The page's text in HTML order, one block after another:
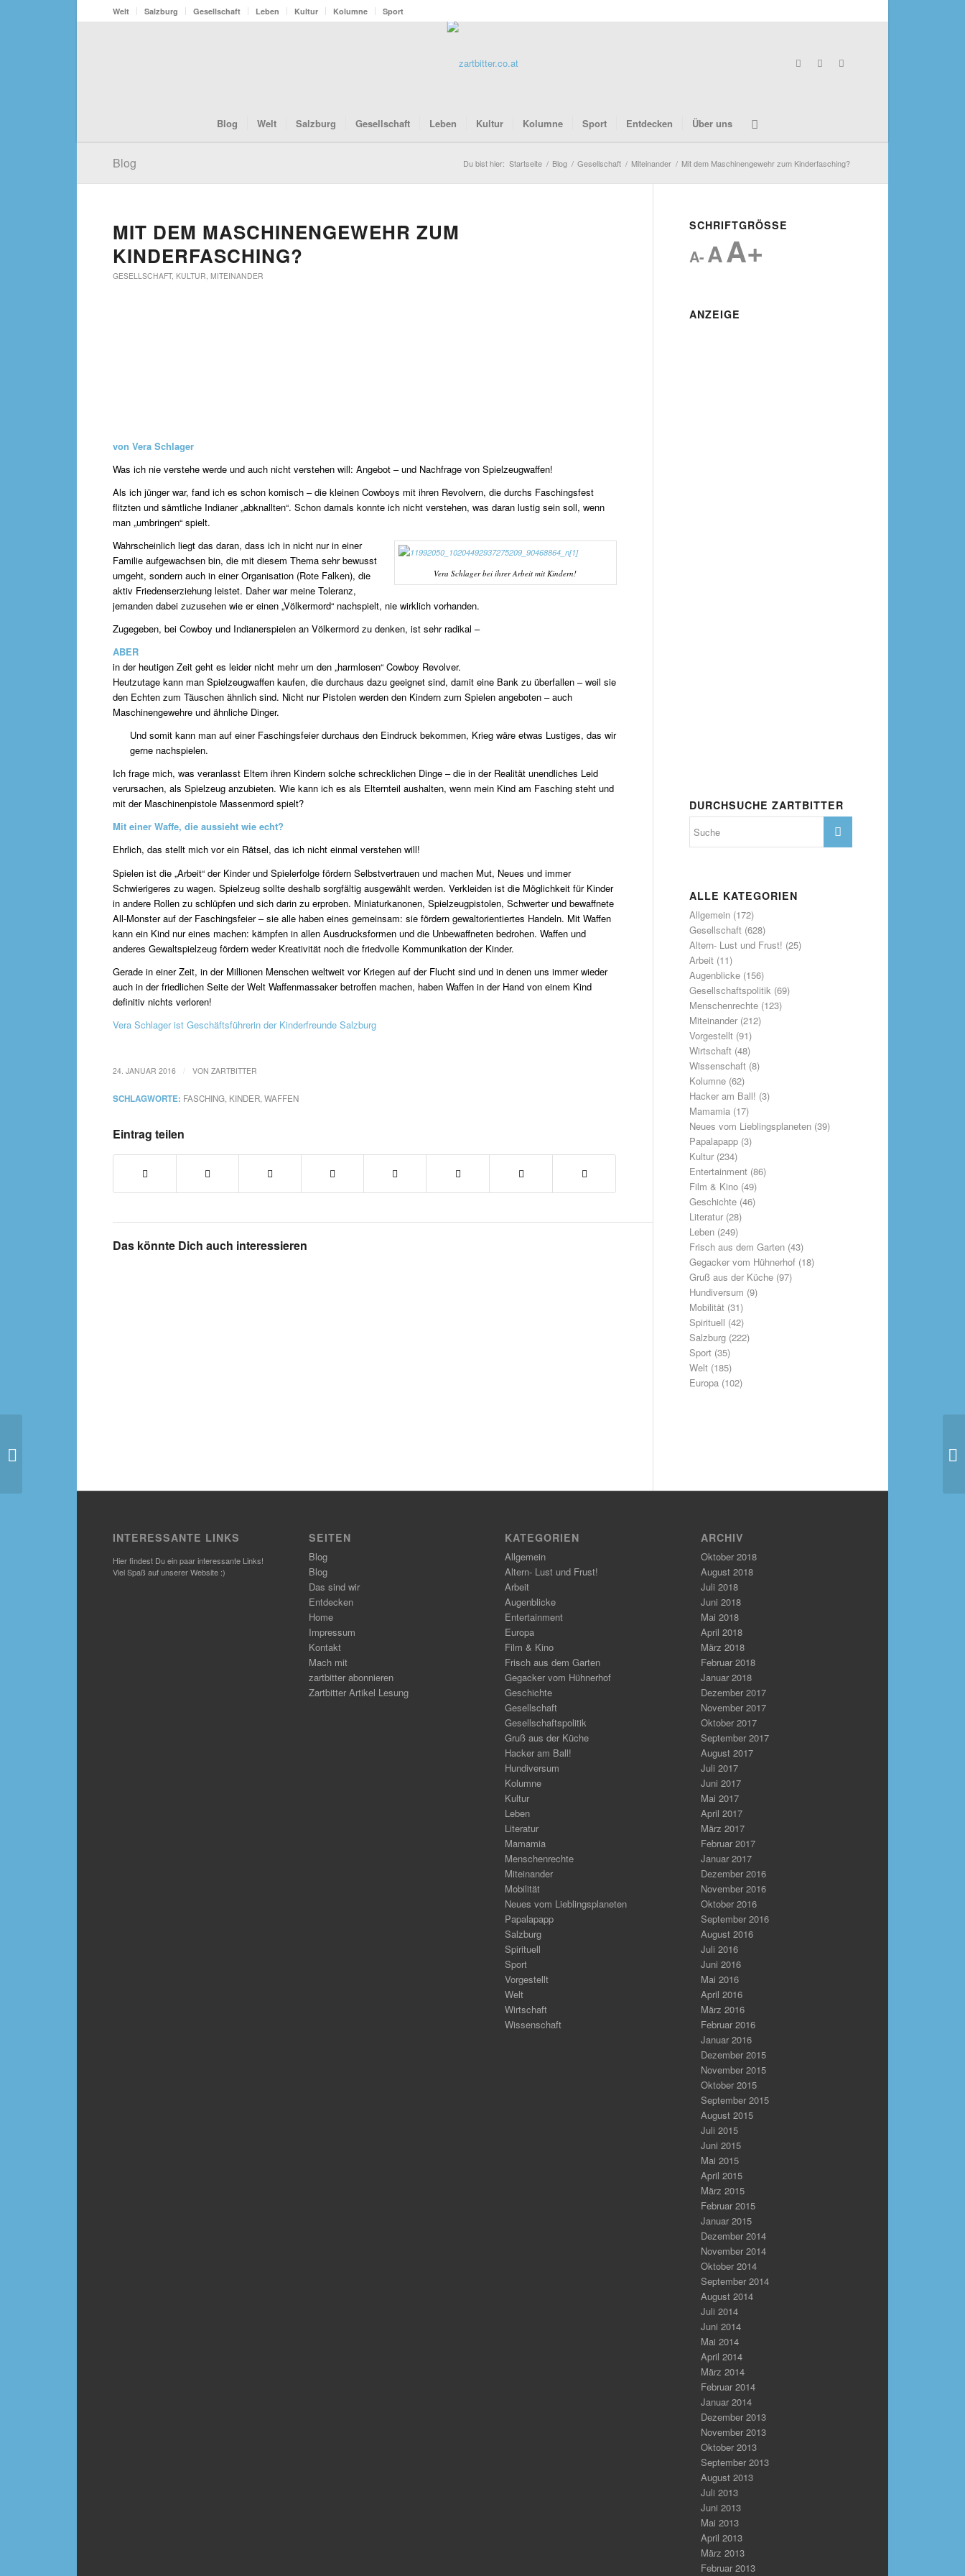
Welt Salzburg Gesellschaft Leben Kultur Kolumne Sport
Blog Welt Salzburg Gesellschaft Leben Kultur Kolumne Sport Entdecken Über uns
Blog Du bist hier: Startseite / Blog / Gesellschaft / Miteinander / Mit dem Maschinengewehr zum Kinderfasching?
MIT DEM MASCHINENGEWEHR ZUM
KINDERFASCHING?
GESELLSCHAFT, KULTUR, MITEINANDER
von Vera Schlager
Was ich nie verstehe werde und auch nicht verstehen will: Angebot – und Nachfrage von Spielzeugwaffen!
Als ich jünger war, fand ich es schon komisch – die kleinen Cowboys mit ihren Revolvern, die durchs Faschingsfest
flitzten und sämtliche Indianer „abknallten“. Schon damals konnte ich nicht verstehen, was daran lustig sein soll, wenn
man „umbringen“ spielt.
Vera Schlager bei ihrer Arbeit mit Kindern!
Wahrscheinlich liegt das daran, dass ich in nicht nur in einer
Familie aufgewachsen bin, die mit diesem Thema sehr bewusst
umgeht, sondern auch in einer Organisation (Rote Falken), die
aktiv Friedenserziehung leistet. Daher war meine Toleranz,
jemanden dabei zuzusehen wie er einen „Völkermord“ nachspielt, nie wirklich vorhanden.
Zugegeben, bei Cowboy und Indianerspielen an Völkermord zu denken, ist sehr radikal –
ABER
in der heutigen Zeit geht es leider nicht mehr um den „harmlosen“ Cowboy Revolver.
Heutzutage kann man Spielzeugwaffen kaufen, die durchaus dazu geeignet sind, damit eine Bank zu überfallen – weil sie
den Echten zum Täuschen ähnlich sind. Nicht nur Pistolen werden den Kindern zum Spielen angeboten – auch
Maschinengewehre und ähnliche Dinger.
Und somit kann man auf einer Faschingsfeier durchaus den Eindruck bekommen, Krieg wäre etwas Lustiges, das wir
gerne nachspielen.
Ich frage mich, was veranlasst Eltern ihren Kindern solche schrecklichen Dinge – die in der Realität unendliches Leid
verursachen, als Spielzeug anzubieten. Wie kann ich es als Elternteil aushalten, wenn mein Kind am Fasching steht und
mit der Maschinenpistole Massenmord spielt?
Mit einer Waffe, die aussieht wie echt?
Ehrlich, das stellt mich vor ein Rätsel, das ich nicht einmal verstehen will!
Spielen ist die „Arbeit“ der Kinder und Spielerfolge fördern Selbstvertrauen und machen Mut, Neues und immer
Schwierigeres zu wagen. Spielzeug sollte deshalb sorgfältig ausgewählt werden. Verkleiden ist die Möglichkeit für Kinder
in andere Rollen zu schlüpfen und sich darin zu erproben. Miniaturkanonen, Spielzeugpistolen, Schwerter und bewaffnete
All-Monster auf der Faschingsfeier – sie alle haben eines gemeinsam: sie fördern gewaltorientiertes Handeln. Mit Waffen
kann ein Kind nur eines machen: kämpfen in allen Ausdrucksformen und die Unbewaffneten bedrohen. Waffen und
anderes Gewaltspielzeug fördern weder Kreativität noch die friedvolle Kommunikation der Kinder.
Gerade in einer Zeit, in der Millionen Menschen weltweit vor Kriegen auf der Flucht sind und in denen uns immer wieder
auch in der friedlichen Seite der Welt Waffenmassaker betroffen machen, haben Waffen in der Hand von einem Kind
definitiv nichts verloren!
Vera Schlager ist Geschäftsführerin der Kinderfreunde Salzburg
24. JANUAR 2016 VON ZARTBITTER
SCHLAGWORTE: FASCHING, KINDER, WAFFEN
Eintrag teilen
Das könnte Dich auch interessieren
SCHRIFTGRÖSSE
A- AA+
ANZEIGE
DURCHSUCHE ZARTBITTER
ALLE KATEGORIEN
Allgemein(172)
Gesellschaft(628)
Altern- Lust und Frust! (25)
Arbeit(11)
Augenblicke(156)
Gesellschaftspolitik(69)
Menschenrechte(123)
Miteinander(212)
Vorgestellt(91)
Wirtschaft(48)
Wissenschaft(8)
Kolumne(62)
Hacker am Ball! (3)
Mamamia(17)
Neues vom Lieblingsplaneten(39)
Papalapapp(3)
Kultur(234)
Entertainment(86)
Film & Kino(49)
Geschichte(46)
Literatur(28)
Leben(249)
Frisch aus dem Garten(43)
Gegacker vom Hühnerhof(18)
Gruß aus der Küche(97)
Hundiversum (9)
Mobilität(31)
Spirituell (42)
Salzburg(222)
Sport(35)
Welt(185)
Europa(102)
INTERESSANTE LINKS
Hier findest Du ein paar interessante Links!
Viel Spaß auf unserer Website :)
SEITEN
Blog
Blog
Das sind wir
Entdecken
Home
Impressum
Kontakt
Mach mit
zartbitter abonnieren
Zartbitter Artikel Lesung
KATEGORIEN
Allgemein
Altern- Lust und Frust!
Arbeit
Augenblicke
Entertainment
Europa
Film & Kino
Frisch aus dem Garten
Gegacker vom Hühnerhof
Geschichte
Gesellschaft
Gesellschaftspolitik
Gruß aus der Küche
Hacker am Ball!
Hundiversum
Kolumne
Kultur
Leben
Literatur
Mamamia
Menschenrechte
Miteinander
Mobilität
Neues vom Lieblingsplaneten
Papalapapp
Salzburg
Spirituell
Sport
Vorgestellt
Welt
Wirtschaft
Wissenschaft
ARCHIV
Oktober 2018
August 2018
Juli 2018
Juni 2018
Mai 2018
April 2018
März 2018
Februar 2018
Januar 2018
Dezember 2017
November 2017
Oktober 2017
September 2017
August 2017
Juli 2017
Juni 2017
Mai 2017
April 2017
März 2017
Februar 2017
Januar 2017
Dezember 2016
November 2016
Oktober 2016
September 2016
August 2016
Juli 2016
Juni 2016
Mai 2016
April 2016
März 2016
Februar 2016
Januar 2016
Dezember 2015
November 2015
Oktober 2015
September 2015
August 2015
Juli 2015
Juni 2015
Mai 2015
April 2015
März 2015
Februar 2015
Januar 2015
Dezember 2014
November 2014
Oktober 2014
September 2014
August 2014
Juli 2014
Juni 2014
Mai 2014
April 2014
März 2014
Februar 2014
Januar 2014
Dezember 2013
November 2013
Oktober 2013
September 2013
August 2013
Juli 2013
Juni 2013
Mai 2013
April 2013
März 2013
Februar 2013